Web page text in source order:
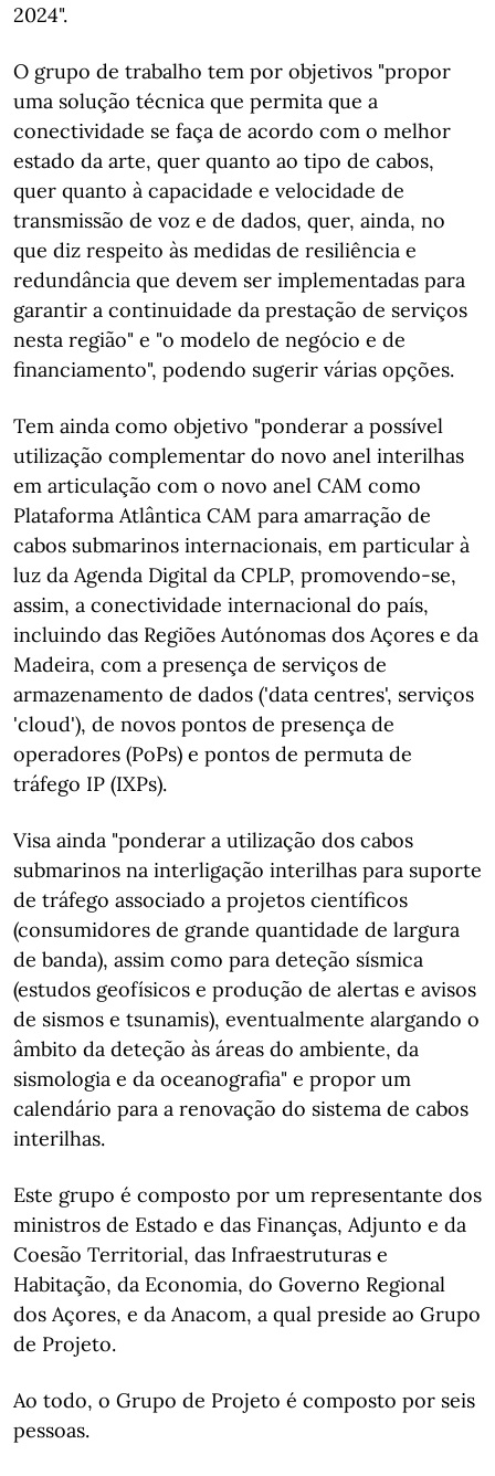
2024".
O grupo de trabalho tem por objetivos "propor
uma solução técnica que permita que a
conectividade se faça de acordo com o melhor
estado da arte, quer quanto ao tipo de cabos,
quer quanto à capacidade e velocidade de
transmissão de voz e de dados, quer, ainda, no
que diz respeito às medidas de resiliência e
redundância que devem ser implementadas para
garantir a continuidade da prestação de serviços
nesta região" e "o modelo de negócio e de
financiamento", podendo sugerir várias opções.
Tem ainda como objetivo "ponderar a possível
utilização complementar do novo anel interilhas
em articulação com o novo anel CAM como
Plataforma Atlântica CAM para amarração de
cabos submarinos internacionais, em particular à
luz da Agenda Digital da CPLP, promovendo-se,
assim, a conectividade internacional do país,
incluindo das Regiões Autónomas dos Açores e da
Madeira, com a presença de serviços de
armazenamento de dados ('data centres', serviços
'cloud'), de novos pontos de presença de
operadores (PoPs) e pontos de permuta de
tráfego IP (IXPs).
Visa ainda "ponderar a utilização dos cabos
submarinos na interligação interilhas para suporte
de tráfego associado a projetos científicos
(consumidores de grande quantidade de largura
de banda), assim como para deteção sísmica
(estudos geofísicos e produção de alertas e avisos
de sismos e tsunamis), eventualmente alargando o
âmbito da deteção às áreas do ambiente, da
sismologia e da oceanografia" e propor um
calendário para a renovação do sistema de cabos
interilhas.
Este grupo é composto por um representante dos
ministros de Estado e das Finanças, Adjunto e da
Coesão Territorial, das Infraestruturas e
Habitação, da Economia, do Governo Regional
dos Açores, e da Anacom, a qual preside ao Grupo
de Projeto.
Ao todo, o Grupo de Projeto é composto por seis
pessoas.